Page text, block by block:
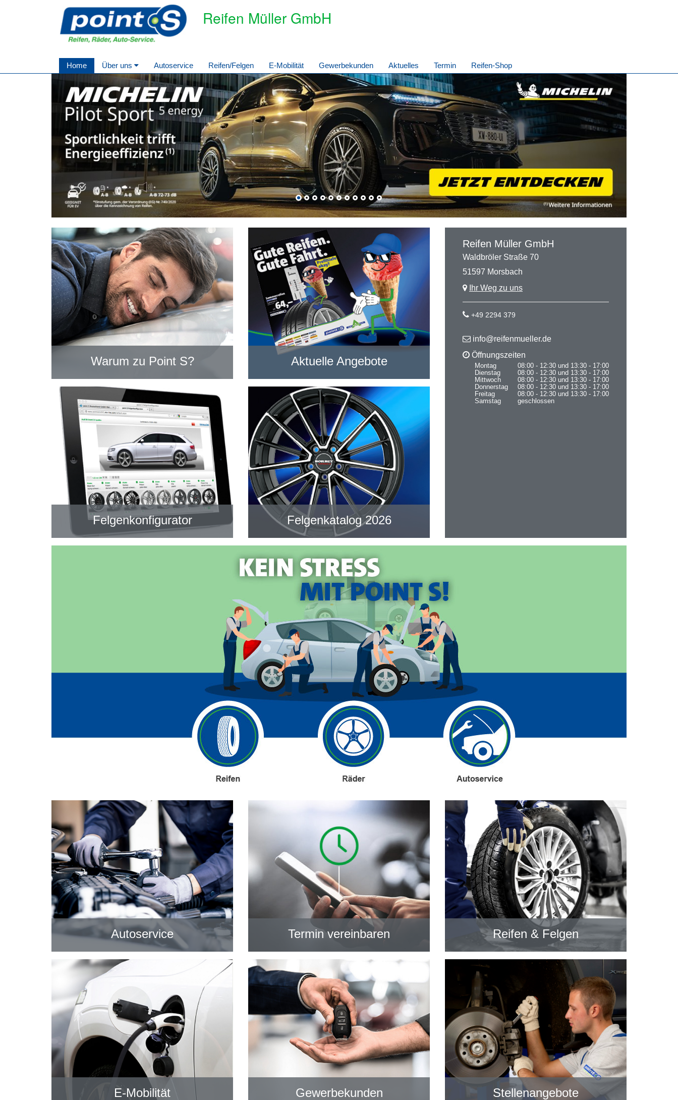
Reifen Müller GmbH
Home Über uns Autoservice Reifen/Felgen E-Mobilität Gewerbekunden Aktuelles Termin Reifen-Shop
Reifen Müller GmbH
Waldbröler Straße 70
51597 Morsbach
Ihr Weg zu uns
+49 2294 379
info@reifenmueller.de
Öffnungszeiten
Montag
08:00 - 12:30 und 13:30 - 17:00
Dienstag
08:00 - 12:30 und 13:30 - 17:00
Mittwoch
08:00 - 12:30 und 13:30 - 17:00
Donnerstag
08:00 - 12:30 und 13:30 - 17:00
Freitag
08:00 - 12:30 und 13:30 - 17:00
Samstag
geschlossen
Warum zu Point S? Aktuelle Angebote
Felgenkonfigurator Felgenkatalog 2026
Autoservice Termin vereinbaren Reifen & Felgen
E-Mobilität Gewerbekunden Stellenangebote